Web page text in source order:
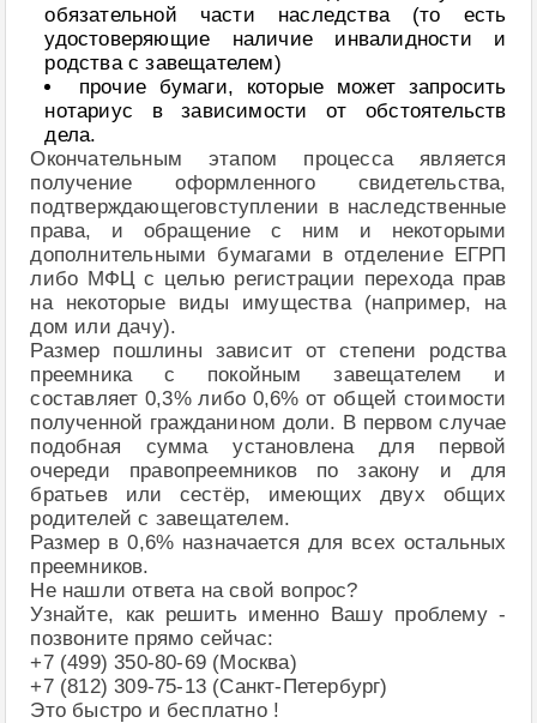
обязательной части наследства (то есть
удостоверяющие наличие инвалидности и
родства с завещателем)
прочие бумаги, которые может запросить
нотариус в зависимости от обстоятельств
дела.
Окончательным этапом процесса является
получение оформленного свидетельства,
подтверждающеговступлении в наследственные
права, и обращение с ним и некоторыми
дополнительными бумагами в отделение ЕГРП
либо МФЦ с целью регистрации перехода прав
на некоторые виды имущества (например, на
дом или дачу).
Размер пошлины зависит от степени родства
преемника с покойным завещателем и
составляет 0,3% либо 0,6% от общей стоимости
полученной гражданином доли. В первом случае
подобная сумма установлена для первой
очереди правопреемников по закону и для
братьев или сестёр, имеющих двух общих
родителей с завещателем.
Размер в 0,6% назначается для всех остальных
преемников.
Не нашли ответа на свой вопрос?
Узнайте, как решить именно Вашу проблему -
позвоните прямо сейчас:
+7 (499) 350-80-69 (Москва)
+7 (812) 309-75-13 (Санкт-Петербург)
Это быстро и бесплатно !